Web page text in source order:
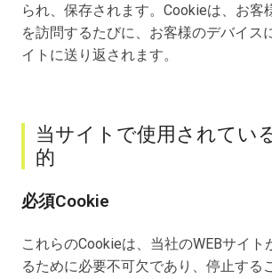
られ、保存されます。Cookieは、お客
を訪問するたびに、お客様のデバイス
イトに送り返されます。
当サイトで使用されてい
的
必須Cookie
これらのCookieは、当社のWEBサイト
るために必要不可欠であり、停止する